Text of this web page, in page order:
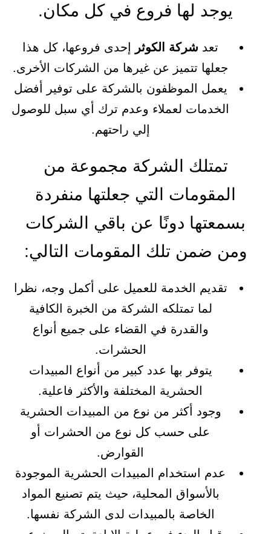
يوجد لها فروع في كل مكان.
تعد شركة الكوثر
إحدى فروعها، كل هذا
جعلها تتميز عن غيرها من الشركات الأخرى.
يعمل الموظفون بالشركة على توفير أفضل
الخدمات لعملاء وعدم ترك أي سبل للوصول
إلي راحتهم.
تمتلك الشركة مجموعة من
المقومات التي جعلتها منفردة
بسمعتها دونًا عن باقي الشركات
ومن ضمن تلك المقومات التالي:
تقديم الخدمة للعميل على أكمل وجه، نظرا
لما تمتلكه الشركة من الخبرة الكافية
والقدرة في القضاء على جميع أنواع
الحشرات.
يتوفر بها عدد كبير من أنواع المبيدات
الحشرية المختلفة والأكثر فاعلية.
وجود أكثر من نوع من المبيدات الحشرية
على حسب كل نوع من الحشرات أو
القوارض.
عدم استخدام المبيدات الحشرية الموجودة
بالأسواق المحلية، حيث يتم تصنيع المواد
الخاصة بالمبيدات لدى الشركة نفسها.